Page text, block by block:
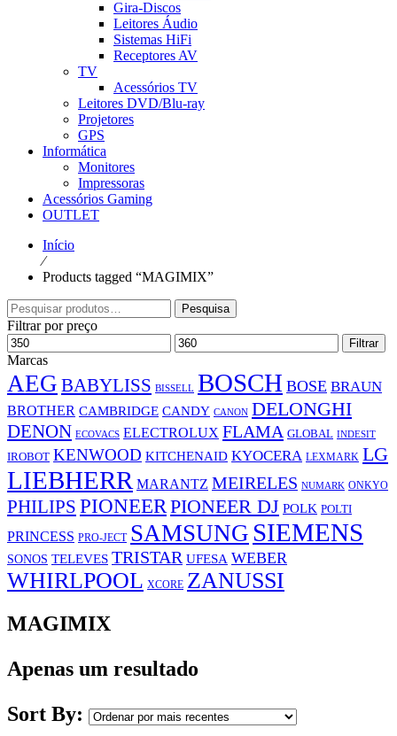
Gira-Discos
Leitores Áudio
Sistemas HiFi
Receptores AV
TV
Acessórios TV
Leitores DVD/Blu-ray
Projetores
GPS
Informática
Monitores
Impressoras
Acessórios Gaming
OUTLET
Início
⁄
Products tagged “MAGIMIX”
Pesquisar
por:
Pesquisa
Filtrar por preço
Preço
mínimo
Preço
máximo
Filtrar
Marcas
AEG BABYLISS BISSELL BOSCH BOSE BRAUN
BROTHER CAMBRIDGE CANDY CANON DELONGHI
DENON ECOVACS ELECTROLUX FLAMA GLOBAL INDESIT
IROBOT KENWOOD KITCHENAID KYOCERA LEXMARK LG
LIEBHERR MARANTZ MEIRELES NUMARK ONKYO
PHILIPS PIONEERPIONEER DJ POLK POLTI
PRINCESS PRO-JECT SAMSUNG SIEMENS
SONOS TELEVES TRISTAR UFESA WEBER
WHIRLPOOL XCORE ZANUSSI
MAGIMIX
Apenas um resultado
Sort By: